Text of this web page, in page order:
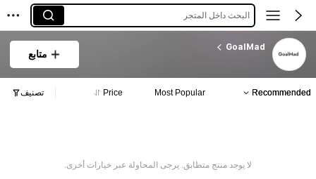
البحث داخل المتجر
GoalMad
متابع
Recommended
Most Popular
Price تصنيف
لا يوجد منتج متطابق. يرجى المحاولة عبر خيارات أخرى.